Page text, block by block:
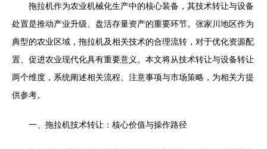
拖拉机作为农业机械化生产中的核心装备，其技术转让与设备
处置是推动产业升级、盘活存量资产的重要环节。张家川地区作为
典型的农业区域，拖拉机及相关技术的合理流转，对于优化资源配
置、促进农业现代化具有重要意义。本文将从技术转让与设备转让
两个维度，系统阐述相关流程、注意事项与市场策略，为相关方提
供参考。
一、拖拉机技术转让：核心价值与操作路径